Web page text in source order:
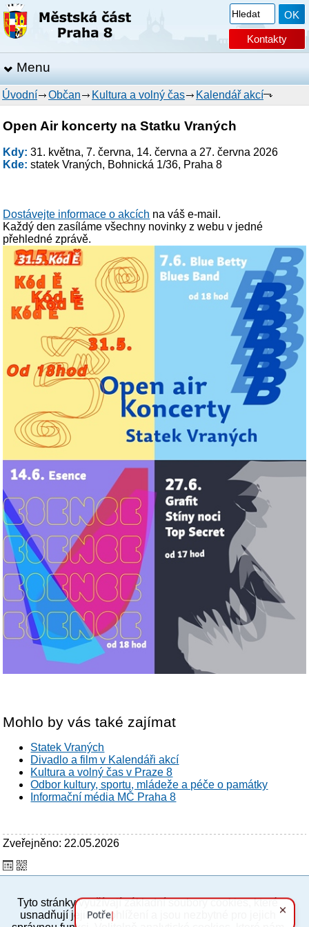
Kontakty
Menu
Úvodní Občan Kultura a volný čas Kalendář akcí
Open Air koncerty na Statku Vraných
Kdy: 31. května, 7. června, 14. června a 27. června 2026
Kde: statek Vraných, Bohnická 1/36, Praha 8
Dostávejte informace o akcích na váš e-mail.
Každý den zasíláme všechny novinky z webu v jedné
přehledné zprávě.
Mohlo by vás také zajímat
Statek Vraných
Divadlo a film v Kalendáři akcí
Kultura a volný čas v Praze 8
Odbor kultury, sportu, mládeže a péče o památky
Informační média MČ Praha 8
Zveřejněno: 22.05.2026
ENG
Tyto stránky využívají základní soubory cookies, které
usnadňují jejich prohlížení a jsou nezbytné pro jejich